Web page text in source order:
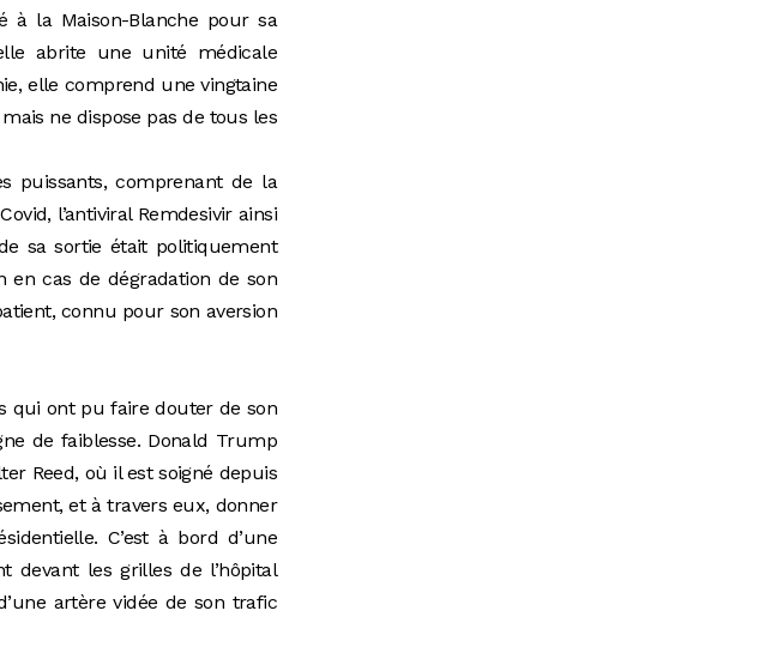
à la Maison-Blanche pour sa
abrite une unité médicale
elle comprend une vingtaine
ne dispose pas de tous les
puissants, comprenant de la
l’antiviral Remdesivir ainsi
sa sortie était politiquement
en cas de dégradation de son
connu pour son aversion
qui ont pu faire douter de son
de faiblesse. Donald Trump
Reed, où il est soigné depuis
et à travers eux, donner
C’est à bord d’une
devant les grilles de l’hôpital
artère vidée de son trafic